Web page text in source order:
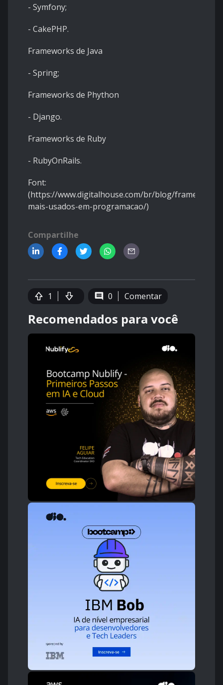
- Symfony;
- CakePHP.
Frameworks de Java
- Spring;
Frameworks de Phython
- Django.
Frameworks de Ruby
- RubyOnRails.
Font:
(https://www.digitalhouse.com/br/blog/frameworks-
mais-usados-em-programacao/)
Compartilhe
1 0 Comentar
Recomendados para você